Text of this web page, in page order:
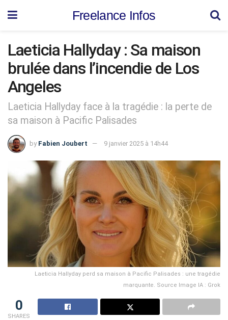
Freelance Infos
Laeticia Hallyday : Sa maison
brulée dans l’incendie de Los
Angeles
Laeticia Hallyday face à la tragédie : la perte de
sa maison à Pacific Palisades
by Fabien Joubert 9 janvier 2025 à 14h44
Laeticia Hallyday perd sa maison à Pacific Palisades : une tragédie
marquante. Source Image IA : Grok
0
SHARES